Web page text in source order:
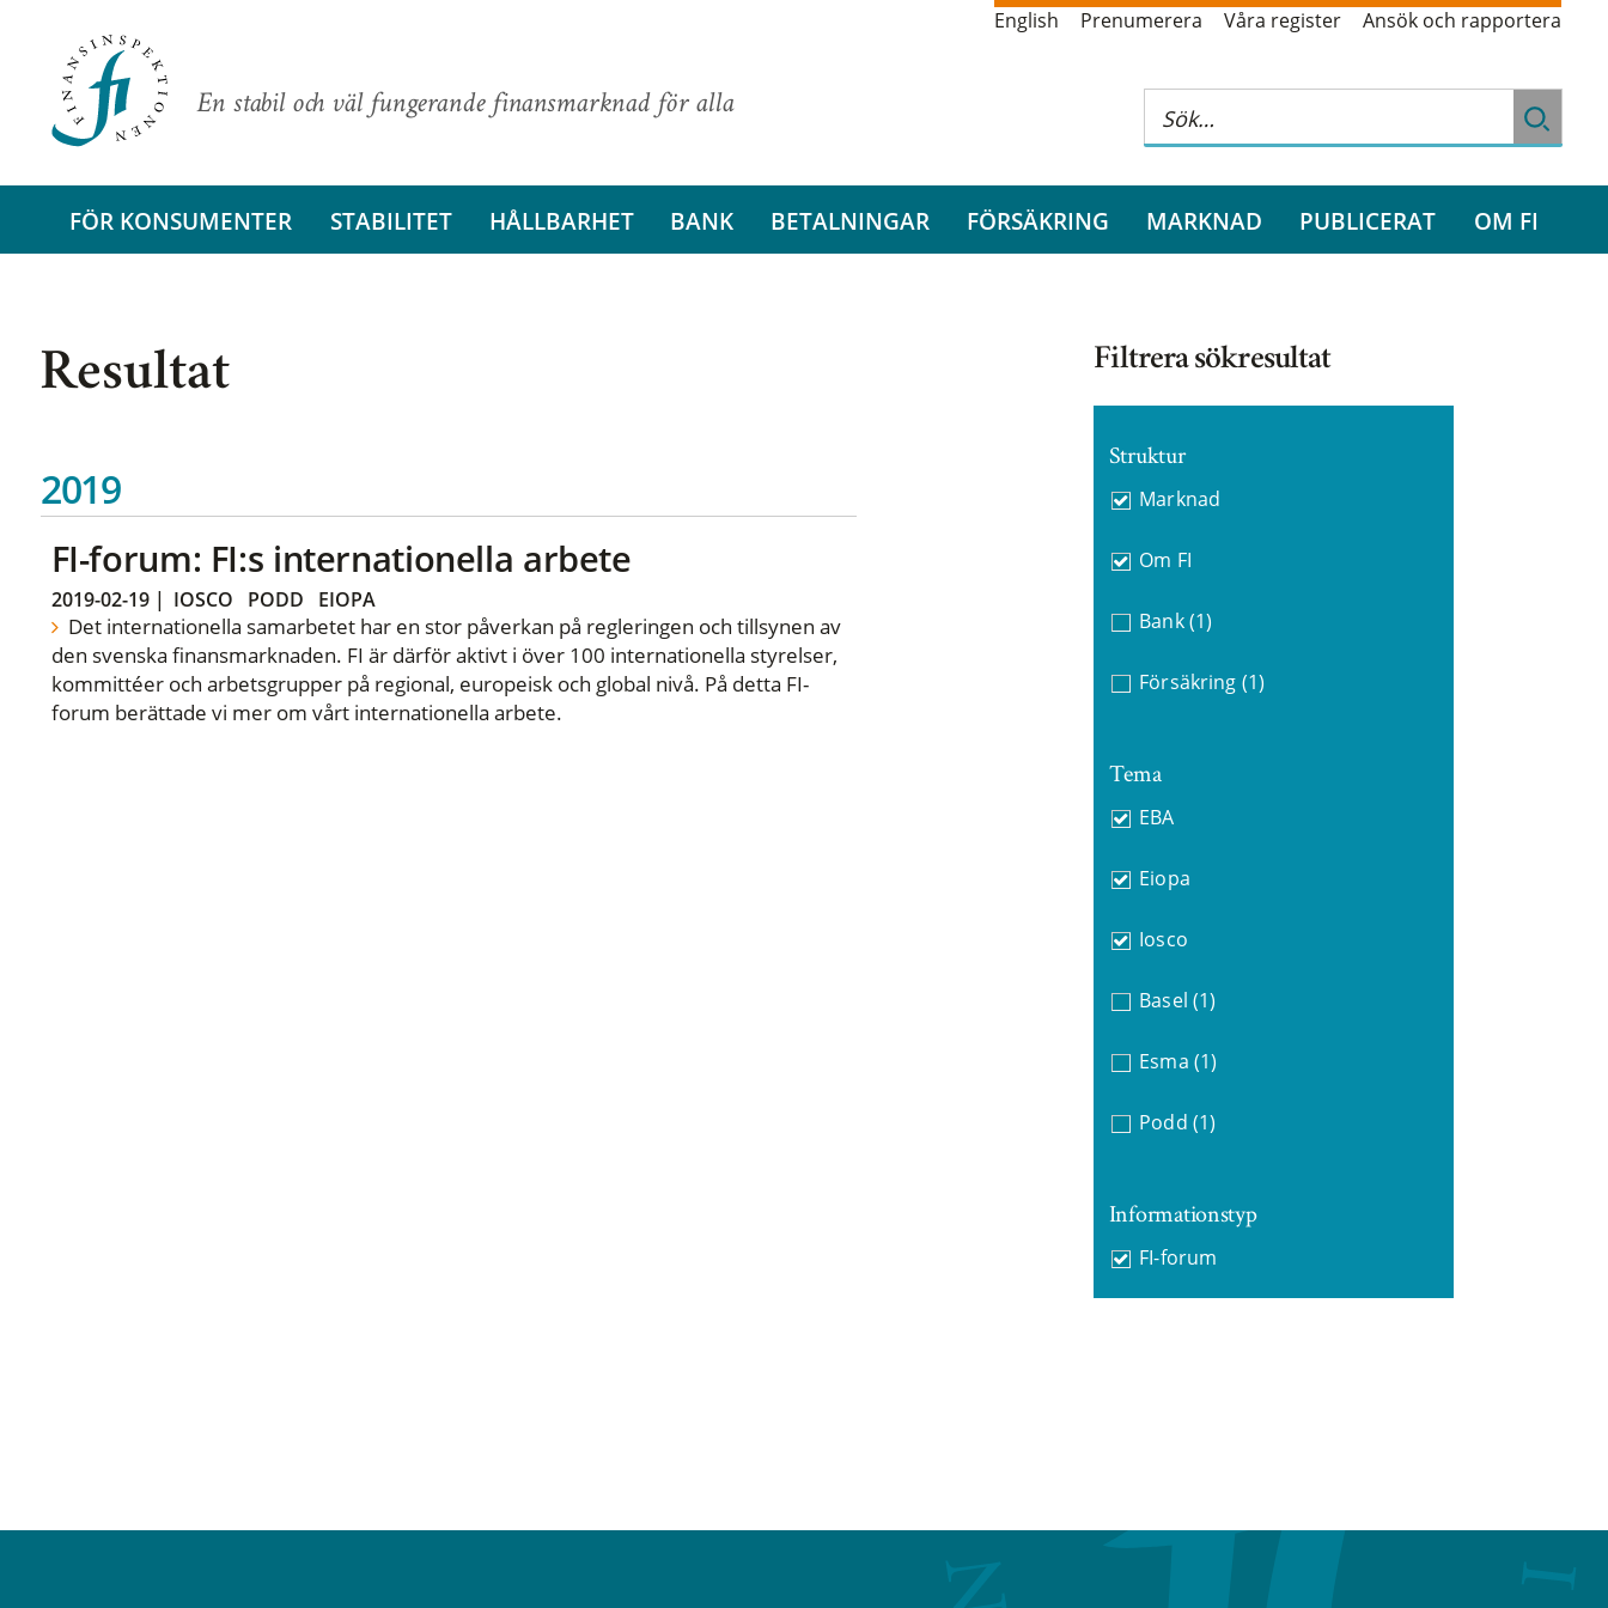
En stabil och väl fungerande finansmarknad för alla
English Prenumerera Våra register Ansök och rapportera
FÖR KONSUMENTER STABILITET HÅLLBARHET BANK BETALNINGAR FÖRSÄKRING MARKNAD PUBLICERAT OM FI
Resultat
2019
FI-forum: FI:s internationella arbete
2019-02-19| IOSCO PODD EIOPA
Det internationella samarbetet har en stor påverkan på regleringen och tillsynen av
den svenska finansmarknaden. FI är därför aktivt i över 100 internationella styrelser,
kommittéer och arbetsgrupper på regional, europeisk och global nivå. På detta FI-
forum berättade vi mer om vårt internationella arbete.
Filtrera sökresultat
Struktur
Marknad
Om FI
Bank (1)
Försäkring (1)
Tema
EBA
Eiopa
Iosco
Basel (1)
Esma (1)
Podd (1)
Informationstyp
FI-forum